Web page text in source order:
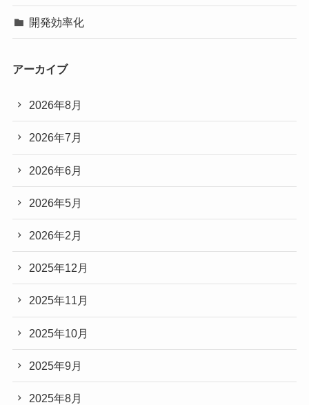
開発効率化
アーカイブ
2026年8月
2026年7月
2026年6月
2026年5月
2026年2月
2025年12月
2025年11月
2025年10月
2025年9月
2025年8月